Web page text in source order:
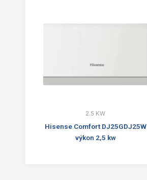
2.5 KW
Hisense Comfort DJ25GDJ25W
výkon 2,5 kw